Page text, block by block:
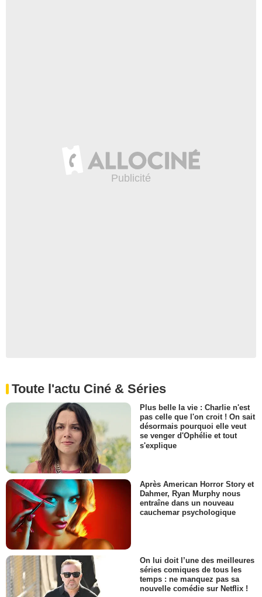
Toute l'actu Ciné & Séries
Plus belle la vie : Charlie n'est
pas celle que l'on croit ! On sait
désormais pourquoi elle veut
se venger d'Ophélie et tout
s'explique
Après American Horror Story et
Dahmer, Ryan Murphy nous
entraîne dans un nouveau
cauchemar psychologique
On lui doit l’une des meilleures
séries comiques de tous les
temps : ne manquez pas sa
nouvelle comédie sur Netflix !